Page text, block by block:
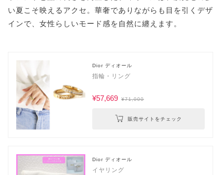
い夏こそ映えるアクセ。華奢でありながらも目を引くデザ
インで、女性らしいモード感を自然に纏えます。
Dior ディオール
指輪・リング
¥57,669 ¥71,000
販売サイトをチェック
Dior ディオール
イヤリング